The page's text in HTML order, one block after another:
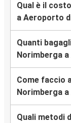
Qual è il
a Aeroporto
Quanti
Norimberga
Come faccio
Norimberga
Quali metodi